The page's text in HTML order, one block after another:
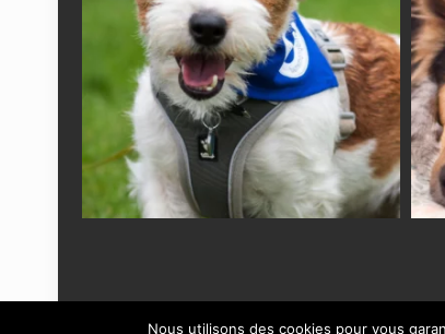
Nous utilisons des cookies pour vous